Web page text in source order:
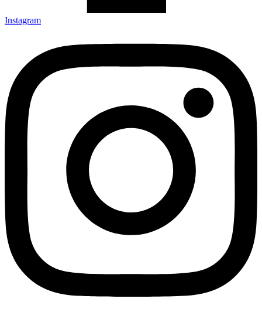
Instagram